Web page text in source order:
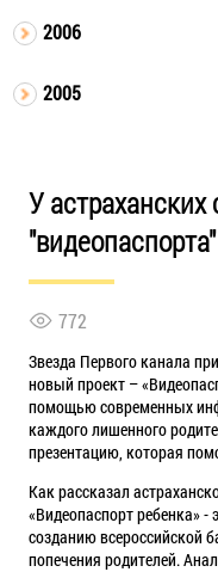
2006
2005
У астраханских
"видеопаспорта"
772
Звезда Первого канала
новый проект –
помощью современных
каждого лишенного
презентацию, которая
Как рассказал
«Видеопаспорт ребенка»
созданию всероссийской
попечения родителей.